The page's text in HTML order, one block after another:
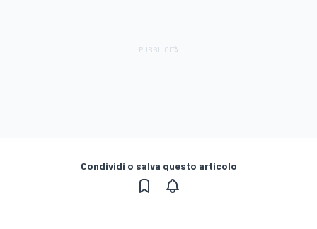
Condividi o salva questo articolo